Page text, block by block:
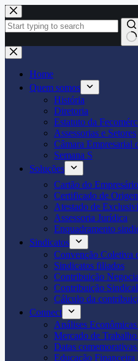
Pular
para
o
Home
Quem somos
História
Diretoria
Estatuto da
Assessorias e Setores
Câmara Empresarial
Semana S
Soluções
Cartão do Empresário
Certificado de
Atestado de
Assessoria Jurídica
Enquadramento
Sindicatos
Convenção Coletiva
Sindicatos filiados
Contribuição
Contribuição Sindical
Cálculo da
Connect
Análises
Mercado de
Datas
Educação Financeira